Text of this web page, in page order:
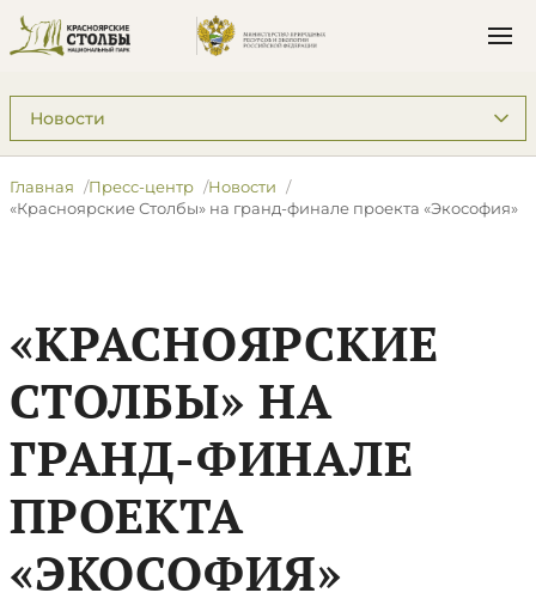
Подразделы: Пресс-центр
Главная Пресс-центр
Новости
​«Красноярские Столбы» на гранд-финале проекта «Экософия»
​«КРАСНОЯРСКИЕ
СТОЛБЫ» НА
ГРАНД-ФИНАЛЕ
ПРОЕКТА
«ЭКОСОФИЯ»